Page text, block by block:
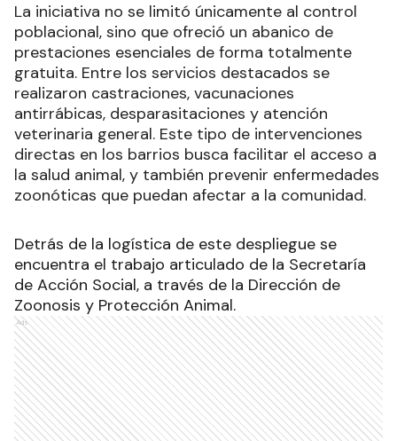
La iniciativa no se limitó únicamente al control
poblacional, sino que ofreció un abanico de
prestaciones esenciales de forma totalmente
gratuita. Entre los servicios destacados se
realizaron castraciones, vacunaciones
antirrábicas, desparasitaciones y atención
veterinaria general. Este tipo de intervenciones
directas en los barrios busca facilitar el acceso a
la salud animal, y también prevenir enfermedades
zoonóticas que puedan afectar a la comunidad.
Detrás de la logística de este despliegue se
encuentra el trabajo articulado de la Secretaría
de Acción Social, a través de la Dirección de
Zoonosis y Protección Animal.
Ads